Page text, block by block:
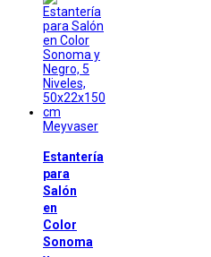
Meyvaser
Estantería
para
Salón
en
Color
Sonoma